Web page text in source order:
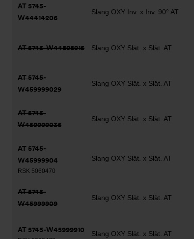
AT 5745-
W44414206
Slang OXY Inv. x Inv. 90° AT
AT 5745-W44898915 Slang OXY Slät. x Slät. AT
AT 5745-
W459999029
Slang OXY Slät. x Slät. AT
AT 5745-
W459999036
Slang OXY Slät. x Slät. AT
AT 5745-
W45999904
RSK 5060470
Slang OXY Slät. x Slät. AT
AT 5745-
W45999909
Slang OXY Slät. x Slät. AT
AT 5745-W45999910 Slang OXY Slät. x Slät. AT